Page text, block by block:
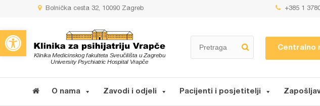
Bolnička cesta 32, 10090 Zagreb +385 1
Centralno
O nama Zavodi i odjeli Pacijenti i posjetitelji
Open toolbar